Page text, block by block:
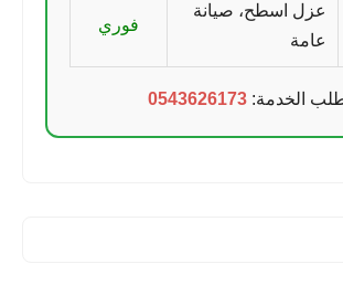
عزل اسطح، صيانة
عامة
فوري
الخدمة:0543626173